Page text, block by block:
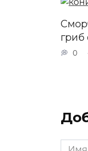
гриб
0
Имя